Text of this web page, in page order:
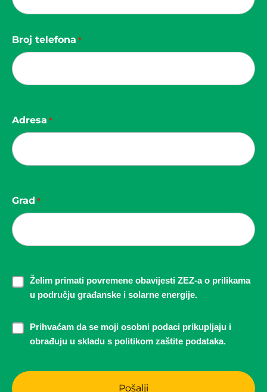
Broj telefona *
Adresa *
Grad *
Newsletter
Želim primati povremene obavijesti ZEZ-a o prilikama
u području građanske i solarne energije.
consentPrihvaćam da se moji osobni podaci prikupljaju i
obrađuju u skladu s politikom zaštite podataka.